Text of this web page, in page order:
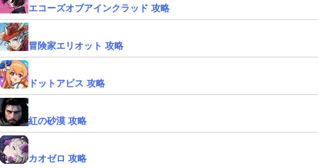
エコーズオブアインクラッド 攻略
冒険家エリオット 攻略
ドットアビス 攻略
紅の砂漠 攻略
カオゼロ 攻略